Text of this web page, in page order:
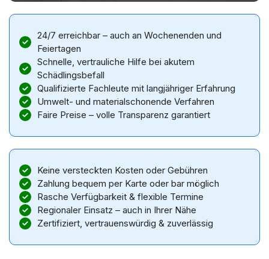
24/7 erreichbar – auch an Wochenenden und
Feiertagen
Schnelle, vertrauliche Hilfe bei akutem
Schädlingsbefall
Qualifizierte Fachleute mit langjähriger Erfahrung
Umwelt- und materialschonende Verfahren
Faire Preise – volle Transparenz garantiert
Keine versteckten Kosten oder Gebühren
Zahlung bequem per Karte oder bar möglich
Rasche Verfügbarkeit & flexible Termine
Regionaler Einsatz – auch in Ihrer Nähe
Zertifiziert, vertrauenswürdig & zuverlässig